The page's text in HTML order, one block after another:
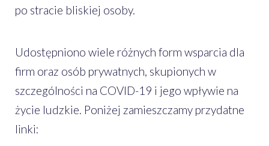
po stracie bliskiej osoby.
Udostępniono wiele różnych form wsparcia dla
firm oraz osób prywatnych, skupionych w
szczególności na COVID-19 i jego wpływie na
życie ludzkie. Poniżej zamieszczamy przydatne
linki: